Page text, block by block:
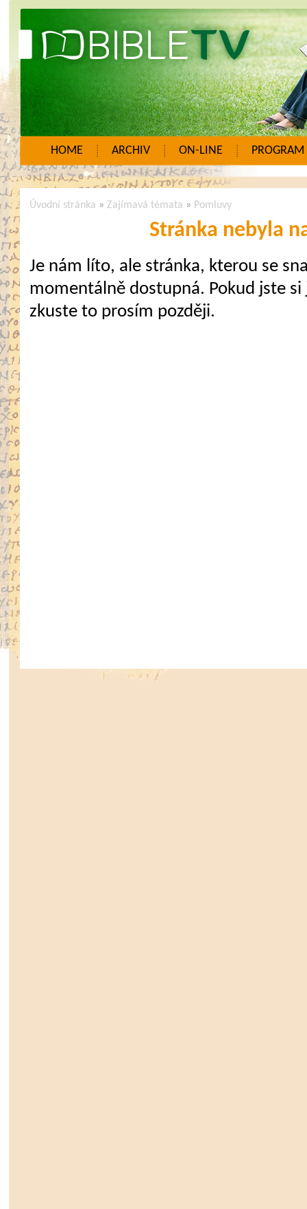
HOME ARCHIV ON-LINE PROGRAM
Úvodní stránka »Zajímavá témata » Pomluvy
Stránka nebyla
Je nám líto, ale stránka, kterou se
momentálně dostupná. Pokud jste
zkuste to prosím později.